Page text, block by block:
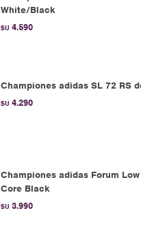
White/Black
$U 4.590
Championes adidas SL 72 RS
$U 4.290
Championes adidas Forum
Core Black
$U 3.990